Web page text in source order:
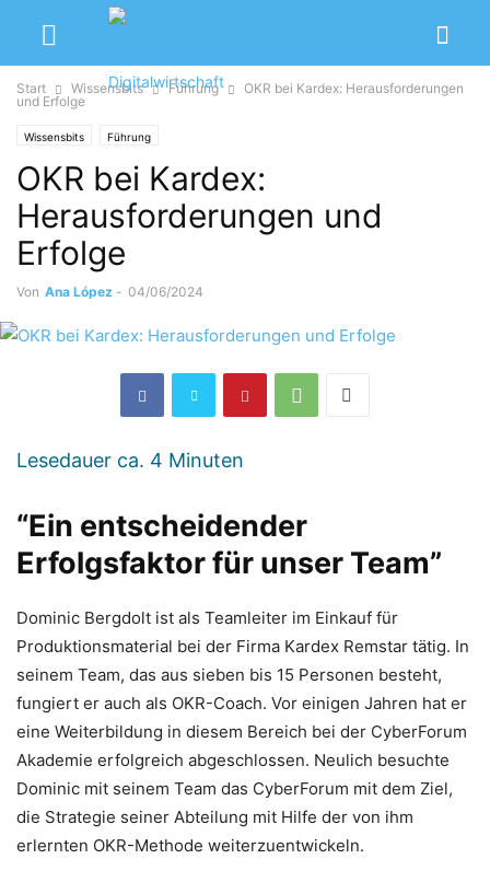
Start Wissensbits Führung
OKR bei Kardex: Herausforderungen
und Erfolge
Wissensbits Führung
OKR bei Kardex:
Herausforderungen und
Erfolge
Von Ana López - 04/06/2024
Lesedauer ca. 4 Minuten
“Ein entscheidender
Erfolgsfaktor für unser Team”
Dominic Bergdolt ist als Teamleiter im Einkauf für
Produktionsmaterial bei der Firma Kardex Remstar tätig. In
seinem Team, das aus sieben bis 15 Personen besteht,
fungiert er auch als OKR-Coach. Vor einigen Jahren hat er
eine Weiterbildung in diesem Bereich bei der CyberForum
Akademie erfolgreich abgeschlossen. Neulich besuchte
Dominic mit seinem Team das CyberForum mit dem Ziel,
die Strategie seiner Abteilung mit Hilfe der von ihm
erlernten OKR-Methode weiterzuentwickeln.